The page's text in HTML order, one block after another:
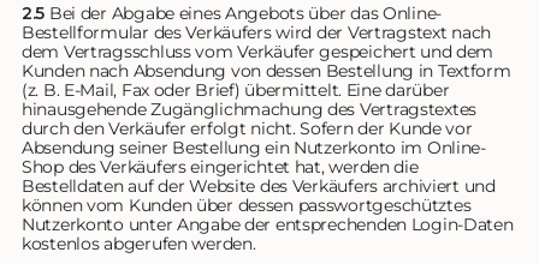
2.5 Bei der Abgabe eines Angebots über das Online-
Bestellformular des Verkäufers wird der Vertragstext nach
dem Vertragsschluss vom Verkäufer gespeichert und dem
Kunden nach Absendung von dessen Bestellung in Textform
(z. B. E-Mail, Fax oder Brief) übermittelt. Eine darüber
hinausgehende Zugänglichmachung des Vertragstextes
durch den Verkäufer erfolgt nicht. Sofern der Kunde vor
Absendung seiner Bestellung ein Nutzerkonto im Online-
Shop des Verkäufers eingerichtet hat, werden die
Bestelldaten auf der Website des Verkäufers archiviert und
können vom Kunden über dessen passwortgeschütztes
Nutzerkonto unter Angabe der entsprechenden Login-Daten
kostenlos abgerufen werden.